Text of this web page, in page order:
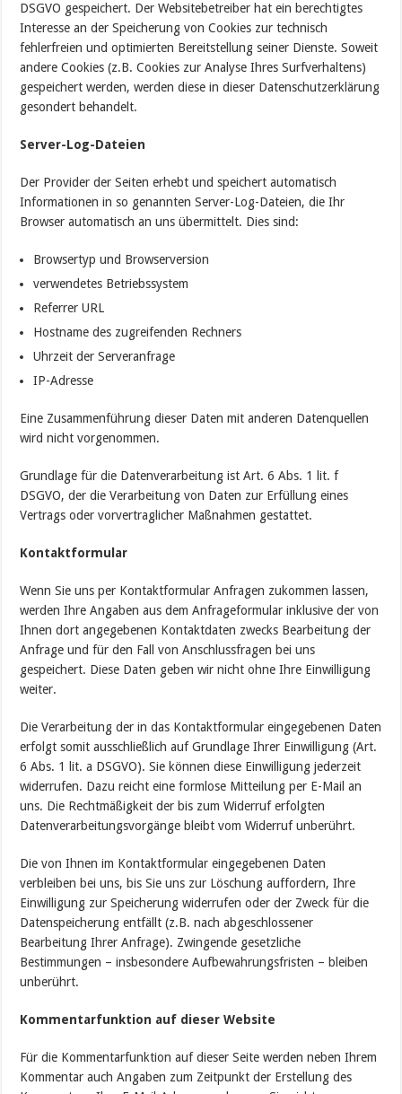
DSGVO gespeichert. Der Websitebetreiber hat ein berechtigtes
Interesse an der Speicherung von Cookies zur technisch
fehlerfreien und optimierten Bereitstellung seiner Dienste. Soweit
andere Cookies (z.B. Cookies zur Analyse Ihres Surfverhaltens)
gespeichert werden, werden diese in dieser Datenschutzerklärung
gesondert behandelt.
Server-Log-Dateien
Der Provider der Seiten erhebt und speichert automatisch
Informationen in so genannten Server-Log-Dateien, die Ihr
Browser automatisch an uns übermittelt. Dies sind:
Browsertyp und Browserversion
verwendetes Betriebssystem
Referrer URL
Hostname des zugreifenden Rechners
Uhrzeit der Serveranfrage
IP-Adresse
Eine Zusammenführung dieser Daten mit anderen Datenquellen
wird nicht vorgenommen.
Grundlage für die Datenverarbeitung ist Art. 6 Abs. 1 lit. f
DSGVO, der die Verarbeitung von Daten zur Erfüllung eines
Vertrags oder vorvertraglicher Maßnahmen gestattet.
Kontaktformular
Wenn Sie uns per Kontaktformular Anfragen zukommen lassen,
werden Ihre Angaben aus dem Anfrageformular inklusive der von
Ihnen dort angegebenen Kontaktdaten zwecks Bearbeitung der
Anfrage und für den Fall von Anschlussfragen bei uns
gespeichert. Diese Daten geben wir nicht ohne Ihre Einwilligung
weiter.
Die Verarbeitung der in das Kontaktformular eingegebenen Daten
erfolgt somit ausschließlich auf Grundlage Ihrer Einwilligung (Art.
6 Abs. 1 lit. a DSGVO). Sie können diese Einwilligung jederzeit
widerrufen. Dazu reicht eine formlose Mitteilung per E-Mail an
uns. Die Rechtmäßigkeit der bis zum Widerruf erfolgten
Datenverarbeitungsvorgänge bleibt vom Widerruf unberührt.
Die von Ihnen im Kontaktformular eingegebenen Daten
verbleiben bei uns, bis Sie uns zur Löschung auffordern, Ihre
Einwilligung zur Speicherung widerrufen oder der Zweck für die
Datenspeicherung entfällt (z.B. nach abgeschlossener
Bearbeitung Ihrer Anfrage). Zwingende gesetzliche
Bestimmungen – insbesondere Aufbewahrungsfristen – bleiben
unberührt.
Kommentarfunktion auf dieser Website
Für die Kommentarfunktion auf dieser Seite werden neben Ihrem
Kommentar auch Angaben zum Zeitpunkt der Erstellung des